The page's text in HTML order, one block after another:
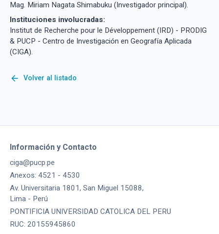
Mag. Miriam Nagata Shimabuku (Investigador principal).
Instituciones involucradas:
Institut de Recherche pour le Développement (IRD) - PRODIG
& PUCP - Centro de Investigación en Geografía Aplicada
(CIGA).
arrow_back Volver al listado
Información y Contacto
ciga@pucp.pe
Anexos: 4521 - 4530
Av. Universitaria 1801, San Miguel 15088,
Lima - Perú
PONTIFICIA UNIVERSIDAD CATOLICA DEL PERU
RUC: 20155945860